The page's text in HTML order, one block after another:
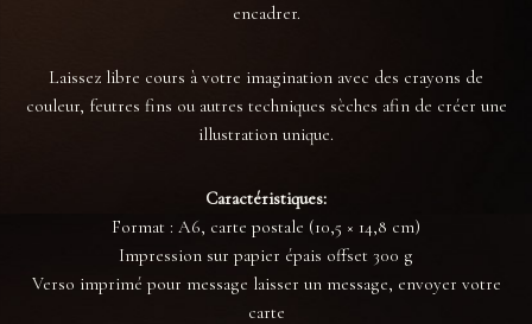
encadrer.
Laissez libre cours à votre imagination avec des crayons de
couleur, feutres fins ou autres techniques sèches afin de créer une
illustration unique.
Caractéristiques:
Format : A6, carte postale (10,5 × 14,8 cm)
Impression sur papier épais offset 300 g
Verso imprimé pour message laisser un message, envoyer votre
carte